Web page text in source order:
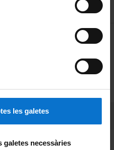
les galetes
galetes necessàries
MENÚ PEU 1
Privadesa i termes
Sobre UBtv
de la